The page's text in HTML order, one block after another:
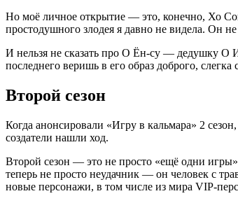
Но моё личное открытие — это, конечно, Хо
простодушного злодея я давно не видела. Он
И нельзя не сказать про О Ён-су — дедушку О
последнего веришь в его образ доброго, слегка
Второй сезон
Когда анонсировали «Игру в кальмара» 2
создатели нашли ход.
Второй сезон — это не просто «ещё одни
теперь не просто неудачник — он человек с
новые персонажи, в том числе из мира VIP-